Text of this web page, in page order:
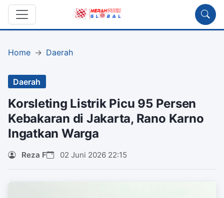
Home Daerah
Daerah
Korsleting Listrik Picu 95 Persen
Kebakaran di Jakarta, Rano Karno
Ingatkan Warga
Reza F 02 Juni 2026 22:15